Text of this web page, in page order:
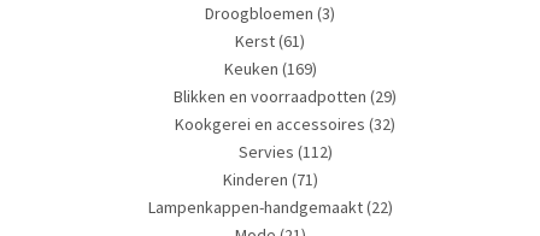
Droogbloemen (3)
Kerst(61)
Keuken (169)
Blikken en voorraadpotten (29)
Kookgerei en accessoires (32)
Servies (112)
Kinderen (71)
Lampenkappen-handgemaakt(22)